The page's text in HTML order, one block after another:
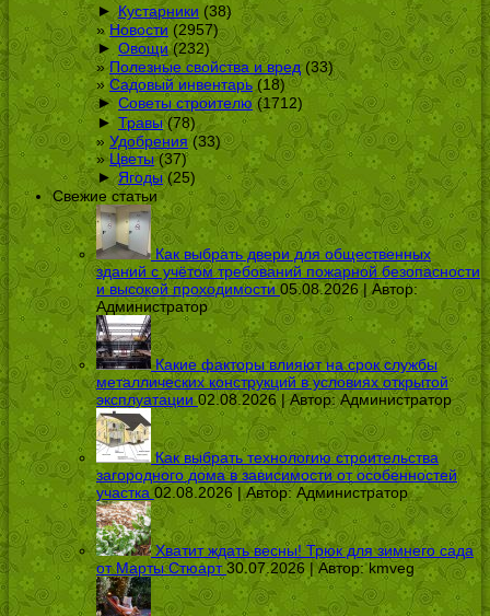
► Кустарники (38)
Новости(2957)
► Овощи(232)
Полезные свойства и вред(33)
Садовый инвентарь (18)
► Советы строителю(1712)
► Травы(78)
Удобрения(33)
Цветы(37)
► Ягоды(25)
Свежие статьи
Как выбрать двери для общественных
зданий с учётом требований пожарной безопасности
и высокой проходимости 05.08.2026 | Автор:
Администратор
Какие факторы влияют на срок службы
металлических конструкций в условиях открытой
эксплуатации 02.08.2026 | Автор:Администратор
Как выбрать технологию строительства
загородного дома в зависимости от особенностей
участка 02.08.2026 | Автор:Администратор
Хватит ждать весны! Трюк для зимнего сада
от Марты Стюарт 30.07.2026 | Автор:kmveg